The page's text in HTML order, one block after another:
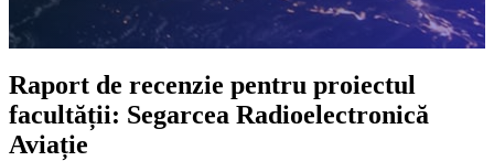
Raport de recenzie pentru proiectul
facultății: Segarcea Radioelectronică
Aviație